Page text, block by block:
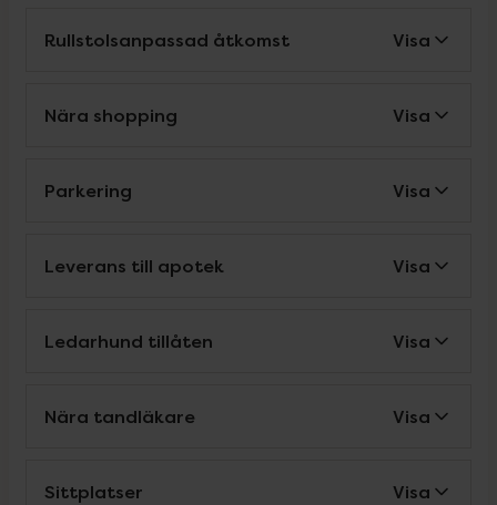
Rullstolsanpassad åtkomst Visa
Nära shopping Visa
Parkering Visa
Leverans till apotek Visa
Ledarhund tillåten Visa
Nära tandläkare Visa
Sittplatser Visa